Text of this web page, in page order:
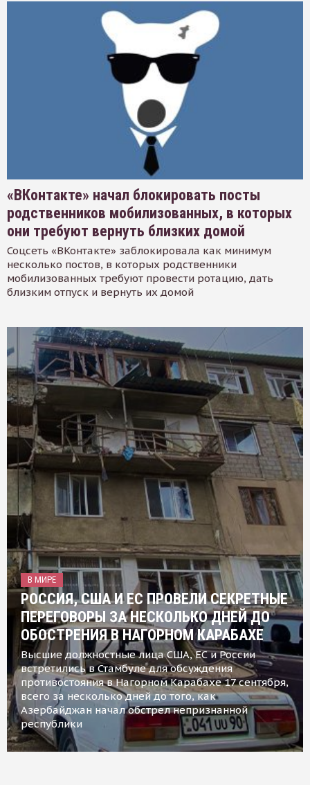
«ВКонтакте» начал блокировать посты
родственников мобилизованных, в которых
они требуют вернуть близких домой
Соцсеть «ВКонтакте» заблокировала как минимум
несколько постов, в которых родственники
мобилизованных требуют провести ротацию, дать
близким отпуск и вернуть их домой
В МИРЕ
РОССИЯ, США И ЕС ПРОВЕЛИ СЕКРЕТНЫЕ
ПЕРЕГОВОРЫ ЗА НЕСКОЛЬКО ДНЕЙ ДО
ОБОСТРЕНИЯ В НАГОРНОМ КАРАБАХЕ
Высшие должностные лица США, ЕС и России
встретились в Стамбуле для обсуждения
противостояния в Нагорном Карабахе 17 сентября,
всего за несколько дней до того, как
Азербайджан начал обстрел непризнанной
республики